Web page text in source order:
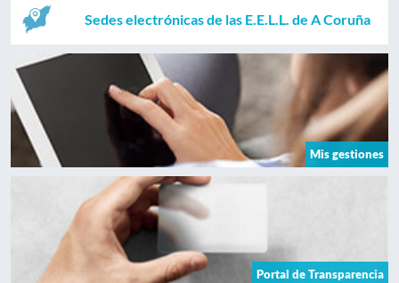
Sedes electrónicas de las E.E.L.L. de A Coruña
Mis gestiones
Portal de Transparencia